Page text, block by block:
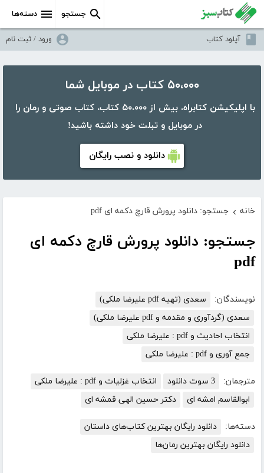
دسته‌ها جستجو
آپلود کتاب ورود / ثبت نام
۵۰،۰۰۰ کتاب در موبایل شما
با اپلیکیشن کتابراه، بیش از ۵۰،۰۰۰ کتاب، کتاب صوتی و رمان را
در موبایل و تبلت خود داشته باشید!
دانلود و نصب رایگان
خانه › جستجو: دانلود پرورش قارچ دکمه ای pdf
جستجو: دانلود پرورش قارچ دکمه ای
pdf
نویسندگان:
سعدی (تهیه pdf علیرضا ملکی)
سعدی (گردآوری و مقدمه و pdf علیرضا ملکی)
انتخاب احادیث و pdf : علیرضا ملکی
جمع آوری و pdf : علیرضا ملکی
مترجمان: 3 سوت دانلود
انتخاب غزلیات و pdf : علیرضا ملکی
ابوالقاسم امشه ای
دکتر حسین الهی قمشه ای
دسته‌ها:
دانلود رایگان بهترین کتاب‌های داستان
دانلود رایگان بهترین رمان‌ها